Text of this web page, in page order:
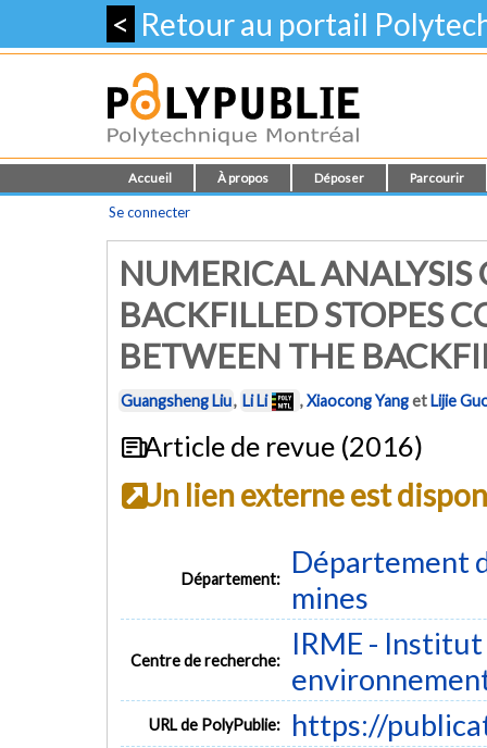
< Retour au portail
Accueil À propos Déposer Parcourir
Se connecter
NUMERICAL ANALYSIS
BACKFILLED STOPES
BETWEEN THE
Guangsheng Liu, Li Li ,Xiaocong YangetLijie
Article de revue (2016)
Un lien externe est
Département:
Département
mines
Centre de recherche:
IRME -
URL de PolyPublie: https://